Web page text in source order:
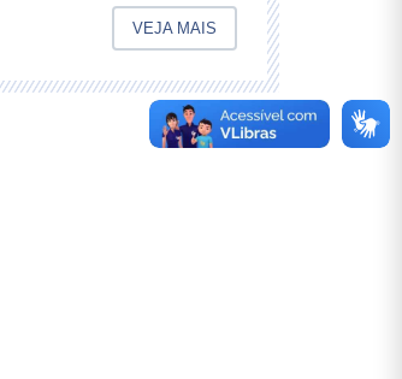
VEJA MAIS